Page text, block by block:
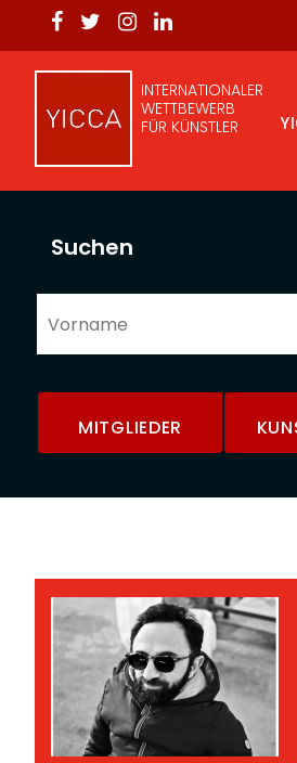
INTERNATIONALER
WETTBEWERB
FÜR KÜNSTLER
Suchen
MITGLIEDER